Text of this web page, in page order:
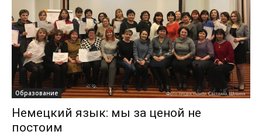
Образование
Немецкий язык: мы за ценой не
постоим